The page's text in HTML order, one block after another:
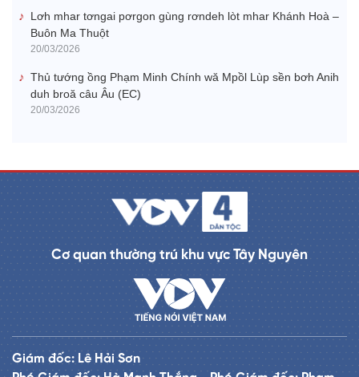
Lơh mhar tơngai pơrgon gùng rơndeh lòt mhar Khánh Hoà –
Buôn Ma Thuột
20/03/2026
Thủ tướng ồng Phạm Minh Chính wă Mpồl Lùp sền bơh Anih
duh broă câu Âu (EC)
20/03/2026
Cơ quan thường trú khu vực Tây Nguyên
Giám đốc: Lê Hải Sơn